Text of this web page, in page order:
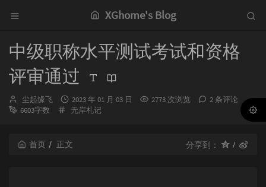
XGhome's Blog
中级职称水平测试考试和资格
评审通过
博
主：
尘起缘飞
发
布
2023 年 01 月 03 日 2773 次浏览
2 条评论
6603字数
分
无岸札记
首页 正文 分享到：